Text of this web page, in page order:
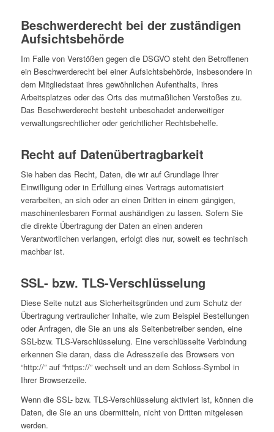
Beschwerderecht bei der zuständigen
Aufsichtsbehörde
Im Falle von Verstößen gegen die DSGVO steht den Betroffenen
ein Beschwerderecht bei einer Aufsichtsbehörde, insbesondere in
dem Mitgliedstaat ihres gewöhnlichen Aufenthalts, ihres
Arbeitsplatzes oder des Orts des mutmaßlichen Verstoßes zu.
Das Beschwerderecht besteht unbeschadet anderweitiger
verwaltungsrechtlicher oder gerichtlicher Rechtsbehelfe.
Recht auf Datenübertragbarkeit
Sie haben das Recht, Daten, die wir auf Grundlage Ihrer
Einwilligung oder in Erfüllung eines Vertrags automatisiert
verarbeiten, an sich oder an einen Dritten in einem gängigen,
maschinenlesbaren Format aushändigen zu lassen. Sofern Sie
die direkte Übertragung der Daten an einen anderen
Verantwortlichen verlangen, erfolgt dies nur, soweit es technisch
machbar ist.
SSL- bzw. TLS-Verschlüsselung
Diese Seite nutzt aus Sicherheitsgründen und zum Schutz der
Übertragung vertraulicher Inhalte, wie zum Beispiel Bestellungen
oder Anfragen, die Sie an uns als Seitenbetreiber senden, eine
SSL-bzw. TLS-Verschlüsselung. Eine verschlüsselte Verbindung
erkennen Sie daran, dass die Adresszeile des Browsers von
“http://” auf “https://” wechselt und an dem Schloss-Symbol in
Ihrer Browserzeile.
Wenn die SSL- bzw. TLS-Verschlüsselung aktiviert ist, können die
Daten, die Sie an uns übermitteln, nicht von Dritten mitgelesen
werden.